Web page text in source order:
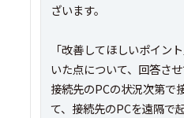
ざいます。
「改善してほしいポイン
いた点について、回答させ
接続先のPCの状況次第で
て、接続先のPCを遠隔で